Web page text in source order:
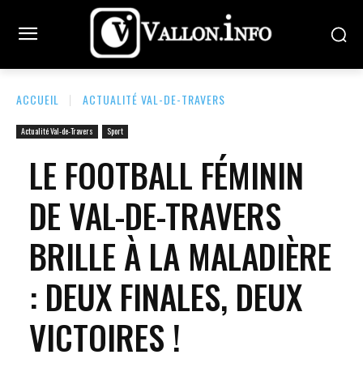
ACCUEIL ACTUALITÉ VAL-DE-TRAVERS
Actualité Val-de-Travers Sport
LE FOOTBALL FÉMININ
DE VAL-DE-TRAVERS
BRILLE À LA MALADIÈRE
: DEUX FINALES, DEUX
VICTOIRES !